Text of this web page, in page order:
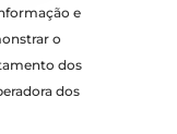
e
o
dos
dos